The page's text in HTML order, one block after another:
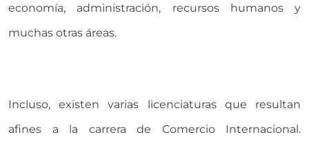
economía, administración, recursos humanos y
muchas otras áreas.
Incluso, existen varias licenciaturas que resultan
afines a la carrera de Comercio Internacional.